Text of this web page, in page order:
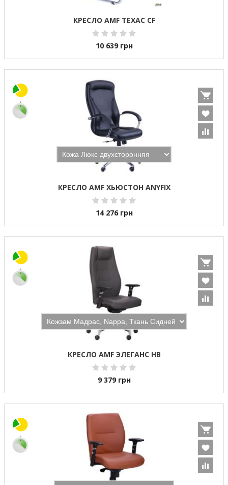
КРЕСЛО AMF ТЕХАС CF
10 639 грн
КРЕСЛО AMF ХЬЮСТОН ANYFIX
14 276 грн
КРЕСЛО AMF ЭЛЕГАНС HB
9 379 грн